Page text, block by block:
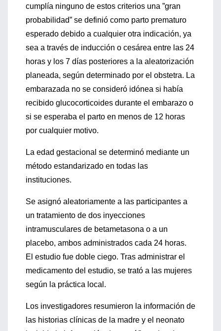
cumplía ninguno de estos criterios una ”gran
probabilidad” se definió como parto prematuro
esperado debido a cualquier otra indicación, ya
sea a través de inducción o cesárea entre las 24
horas y los 7 días posteriores a la aleatorización
planeada, según determinado por el obstetra. La
embarazada no se consideró idónea si había
recibido glucocorticoides durante el embarazo o
si se esperaba el parto en menos de 12 horas
por cualquier motivo.
La edad gestacional se determinó mediante un
método estandarizado en todas las
instituciones.
Se asignó aleatoriamente a las participantes a
un tratamiento de dos inyecciones
intramusculares de betametasona o a un
placebo, ambos administrados cada 24 horas.
El estudio fue doble ciego. Tras administrar el
medicamento del estudio, se trató a las mujeres
según la práctica local.
Los investigadores resumieron la información de
las historias clínicas de la madre y el neonato